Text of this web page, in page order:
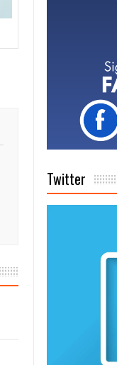
tu Capital”
de Gestión
Twitter